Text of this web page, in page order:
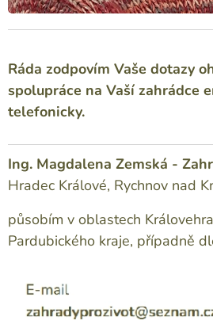
Ráda zodpovím Vaše dotazy
spolupráce na Vaší zahrádce
telefonicky.
Ing. Magdalena Zemská -
Hradec Králové, Rychnov nad
působím v oblastech
Pardubického kraje, případně